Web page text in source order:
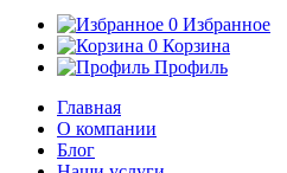
0 Избранное
0 Корзина
Профиль
Главная
О компании
Блог